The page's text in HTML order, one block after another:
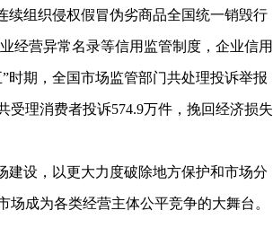
续组织侵权假冒伪劣商品全国统一销毁行
经营异常名录等信用监管制度，企业信用
时期，全国市场监管部门共处理投诉举报
受理消费者投诉574.9万件，挽回经济损失
建设，以更大力度破除地方保护和市场分
成为各类经营主体公平竞争的大舞台。